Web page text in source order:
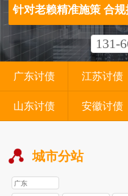
针对老赖精准施策 合
131-
广东讨债 江苏讨债
山东讨债 安徽讨债
城市分站
广东